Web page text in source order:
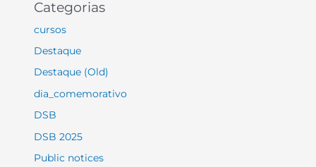
Categorias
cursos
Destaque
Destaque (Old)
dia_comemorativo
DSB
DSB 2025
Public notices